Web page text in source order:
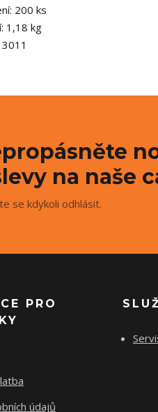
200 ks
1,18 kg
na naše
se kdykoli odhlásit.
PRO
údajů